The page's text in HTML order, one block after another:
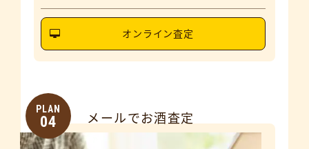
オンライン査定
PLAN
04 メールでお酒査定